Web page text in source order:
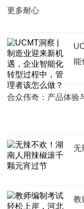
更多耐心
能
合众伟奇：产品体验
无
教